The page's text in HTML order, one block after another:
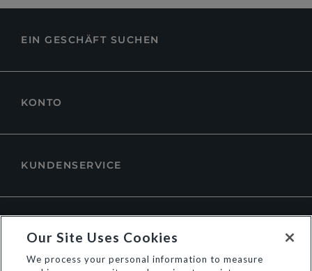
EIN GESCHÄFT SUCHEN
KONTO
KUNDENSERVICE
Our Site Uses Cookies
We process your personal information to measure